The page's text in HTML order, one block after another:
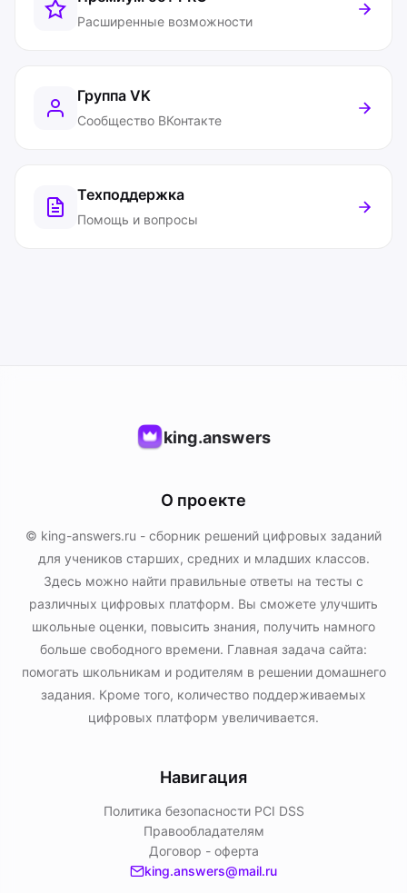
Расширенные возможности
Группа VK
Сообщество ВКонтакте
Техподдержка
Помощь и вопросы
king.answers
О проекте
© king-answers.ru - сборник решений цифровых заданий
для учеников старших, средних и младших классов.
Здесь можно найти правильные ответы на тесты с
различных цифровых платформ. Вы сможете улучшить
школьные оценки, повысить знания, получить намного
больше свободного времени. Главная задача сайта:
помогать школьникам и родителям в решении домашнего
задания. Кроме того, количество поддерживаемых
цифровых платформ увеличивается.
Навигация
Политика безопасности PСI DSS
Правообладателям
Договор - оферта
king.answers@mail.ru